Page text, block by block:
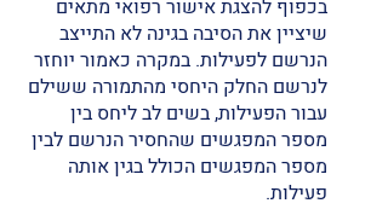
בכפוף להצגת אישור רפואי מתאים
שיציין את הסיבה בגינה לא התייצב
הנרשם לפעילות. במקרה כאמור יוחזר
לנרשם החלק היחסי מהתמורה ששילם
עבור הפעילות, בשים לב ליחס בין
מספר המפגשים שהחסיר הנרשם לבין
מספר המפגשים הכולל בגין אותה
פעילות.